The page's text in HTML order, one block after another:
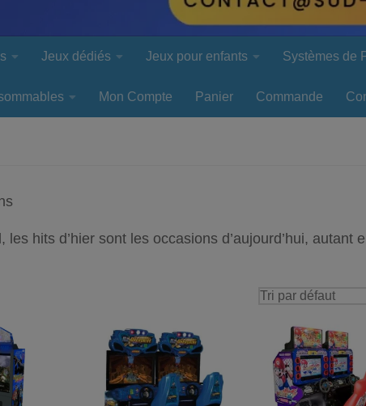
Jeux dédiés Jeux pour enfants Systèmes de
Mon Compte Panier Commande
hits d’hier sont les occasions d’aujourd’hui, autant